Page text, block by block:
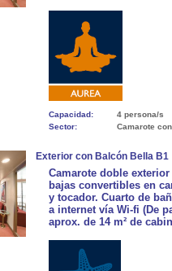
Capacidad:
4 persona/s
Sector:
Camarote
Exterior con Balcón Bella B1
Camarote doble
bajas convertibles en
y tocador. Cuarto de
a internet vía Wi-fi (De
aprox. de 14 m² de